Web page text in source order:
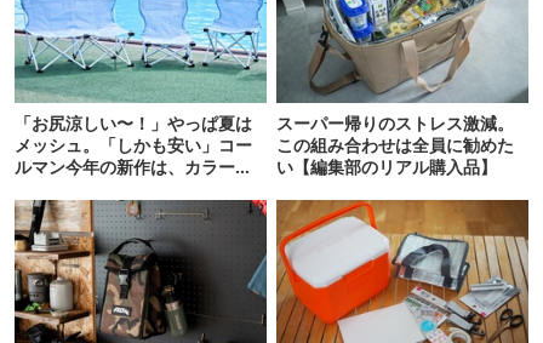
「お尻涼しい〜！」やっぱ夏は
メッシュ。「しかも安い」コー
ルマン今年の新作は、カラーも
スーパー帰りのストレス激減。
この組み合わせは全員に勧めた
い【編集部のリアル購入品】